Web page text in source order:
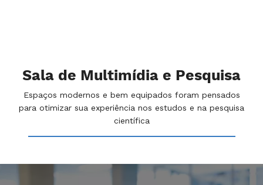
Sala de Multimídia e Pesquisa
Espaços modernos e bem equipados foram pensados
para otimizar sua experiência nos estudos e na pesquisa
científica